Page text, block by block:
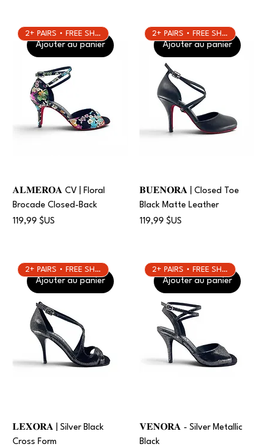
Ajouter au panier
2+ PAIRS • FREE SHIPPING
𝐀𝐋𝐌𝐄𝐑𝐎𝐀 CV | Floral
Brocade Closed-Back
Prix
119,99 $US
Ajouter au panier
2+ PAIRS • FREE SHIPPING
𝐁𝐔𝐄𝐍𝐎𝐑𝐀 | Closed Toe
Black Matte Leather
Prix
119,99 $US
Ajouter au panier
2+ PAIRS • FREE SHIPPING
𝐋𝐄𝐗𝐎𝐑𝐀 | Silver Black
Cross Form
Ajouter au panier
2+ PAIRS • FREE SHIPPING
𝐕𝐄𝐍𝐎𝐑𝐀 - Silver Metallic
Black